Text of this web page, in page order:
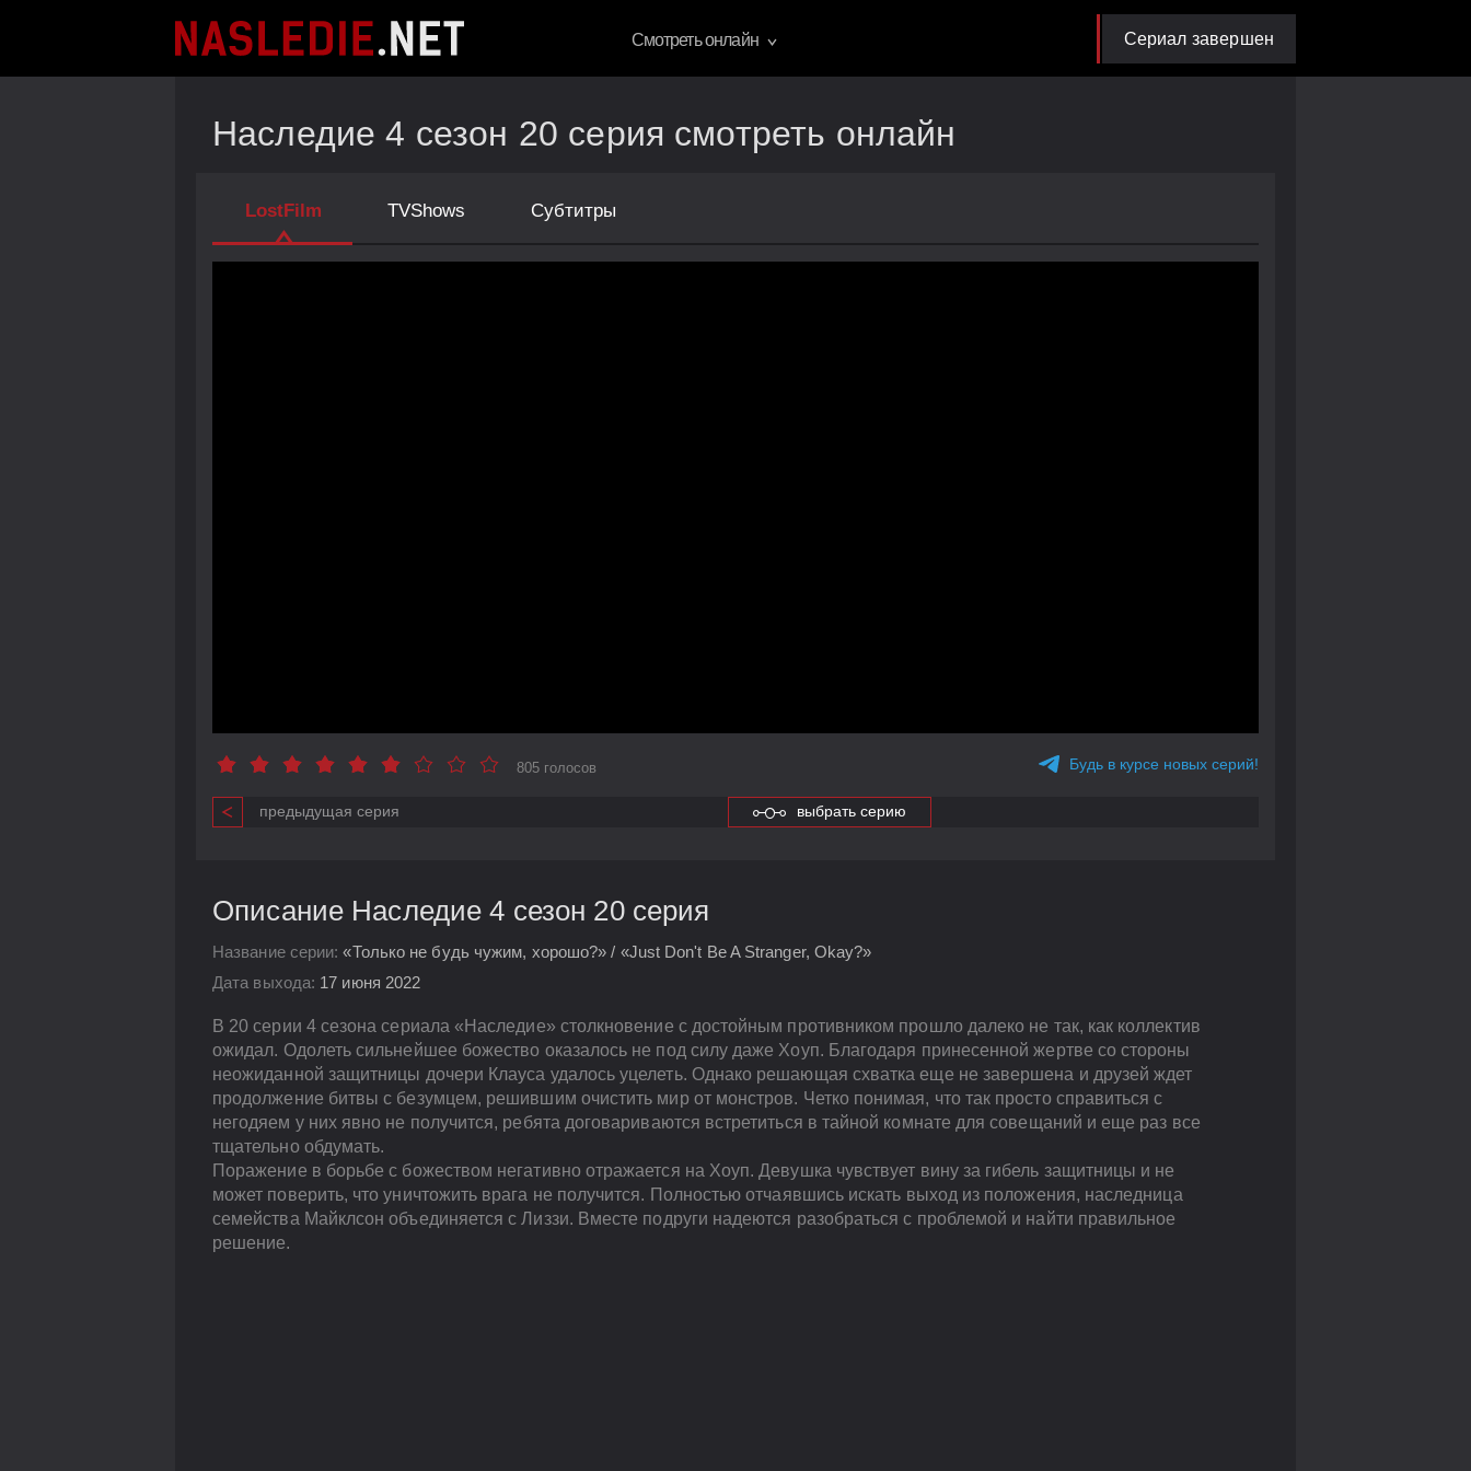
Смотреть онлайн Сериал завершен
Наследие 4 сезон 20 серия смотреть онлайн
LostFilm TVShows Субтитры
805 голосов Будь в курсе новых серий!
предыдущая серия выбрать серию
Описание Наследие 4 сезон 20 серия
Название серии:«Только не будь чужим, хорошо?» / «Just Don't Be A Stranger, Okay?»
Дата выхода: 17 июня 2022
В 20 серии 4 сезона сериала «Наследие» столкновение с достойным противником прошло далеко не так, как коллектив
ожидал. Одолеть сильнейшее божество оказалось не под силу даже Хоуп. Благодаря принесенной жертве со стороны
неожиданной защитницы дочери Клауса удалось уцелеть. Однако решающая схватка еще не завершена и друзей ждет
продолжение битвы с безумцем, решившим очистить мир от монстров. Четко понимая, что так просто справиться с
негодяем у них явно не получится, ребята договариваются встретиться в тайной комнате для совещаний и еще раз все
тщательно обдумать.
Поражение в борьбе с божеством негативно отражается на Хоуп. Девушка чувствует вину за гибель защитницы и не
может поверить, что уничтожить врага не получится. Полностью отчаявшись искать выход из положения, наследница
семейства Майклсон объединяется с Лиззи. Вместе подруги надеются разобраться с проблемой и найти правильное
решение.